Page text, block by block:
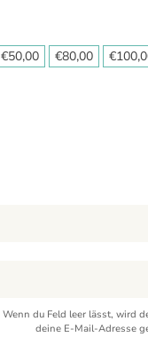
€50,00 €80,00 €
Wenn du Feld leer lässt, wird
deine E-Mail-Adresse